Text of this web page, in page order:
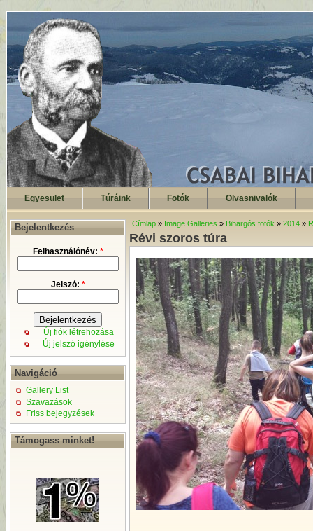
Egyesület Túráink Fotók Olvasnivalók
Bejelentkezés
Felhasználónév: *
Jelszó: *
Új fiók létrehozása
Új jelszó igénylése
Navigáció
Gallery List
Szavazások
Friss bejegyzések
Támogass minket!
Címlap » Image Galleries » Bihargós fotók » 2014 »
Révi szoros túra